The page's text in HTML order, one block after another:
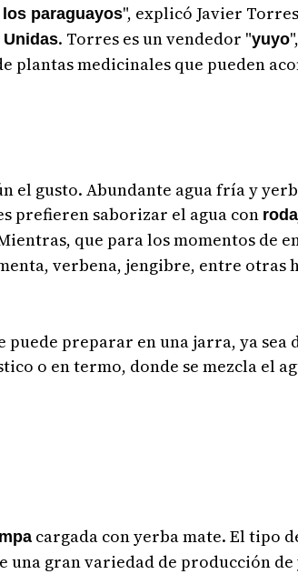
paraguayos", explicó Javier
Unidas. Torres es un vendedor "yuyo
plantas medicinales que pueden
el gusto. Abundante agua fría y
prefieren saborizar el agua con
que para los momentos de
verbena, jengibre, entre otras
preparar en una jarra, ya sea
o en termo, donde se mezcla el
cargada con yerba mate. El tipo
una gran variedad de producción de